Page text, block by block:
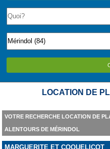
LOCATION DE
VOTRE RECHERCHE LOCATION DE
ALENTOURS DE MÉRINDOL
MARGUERITE ET COQUELICOT